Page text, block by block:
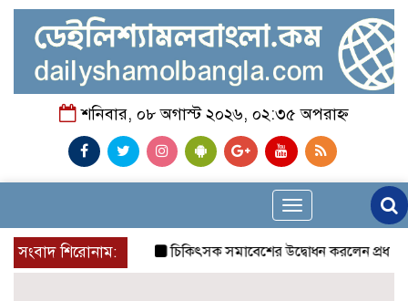
শনিবার, ০৮ অগাস্ট ২০২৬, ০২:৩৫ অপরাহ্ন
Toggle
navigation
সংবাদ শিরোনাম:
চিকিৎসক সমাবেশের উদ্বোধন করলেন প্রধানমন্ত্রী